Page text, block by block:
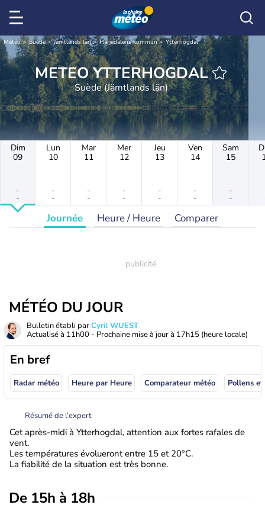
Météo Suède Jämtlands län Härjedalens kommun Ytterhogdal
METEO YTTERHOGDAL
Suède (Jämtlands län)
Dim
09
-
-
Lun
10
-
-
Mar
11
-
-
Mer
12
-
-
Jeu
13
-
-
Ven
14
-
-
Sam
15
-
-
Journée Heure / Heure Comparer
MÉTÉO DU JOUR
Bulletin établi parCyril WUEST
Actualisé à 11h00 - Prochaine mise à jour à 17h15 (heure locale)
En bref
Radar météo Heure par Heure Comparateur météo Pollens
Résumé de l’expert
Cet après-midi à Ytterhogdal, attention aux fortes rafales de
vent.
Les températures évolueront entre 15 et 20°C.
La fiabilité de la situation est très bonne.
De 15h à 18h